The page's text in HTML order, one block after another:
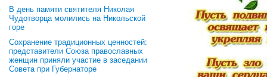
В день памяти святителя Николая
Чудотворца молились на Никольской
горе
Сохранение традиционных ценностей:
представители Союза православных
женщин приняли участие в заседании
Совета при Губернаторе